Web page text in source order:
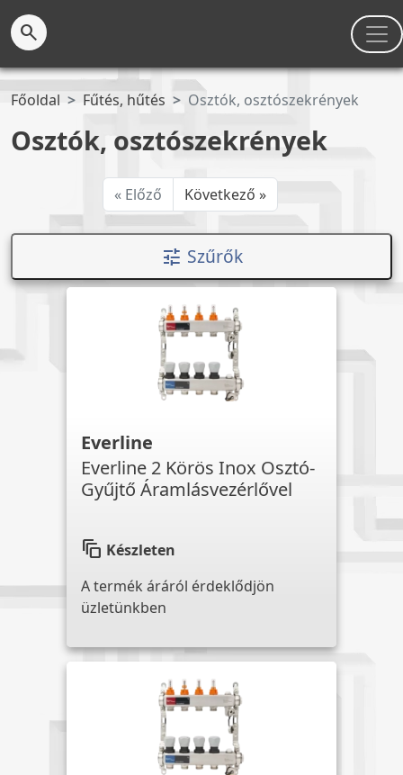
search
Főoldal Fűtés, hűtés Osztók, osztószekrények
Osztók, osztószekrények
« Előző Következő »
tune Szűrők
Everline
Everline 2 Körös Inox Osztó-
Gyűjtő Áramlásvezérlővel
auto_awesome_motion Készleten
A termék áráról érdeklődjön
üzletünkben